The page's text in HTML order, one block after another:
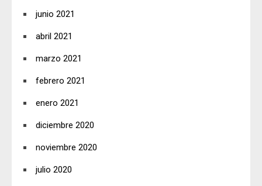
junio 2021
abril 2021
marzo 2021
febrero 2021
enero 2021
diciembre 2020
noviembre 2020
julio 2020